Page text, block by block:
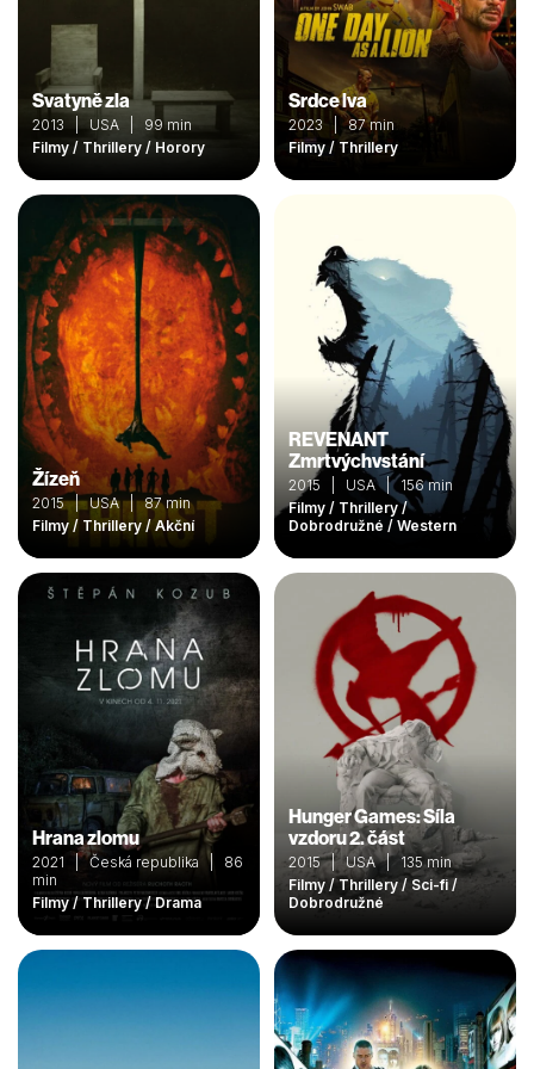
Svatyně zla
2013 | USA | 99 min
Filmy / Thrillery / Horory
Srdce lva
2023 | 87 min
Filmy / Thrillery
Žízeň
2015 | USA | 87 min
Filmy / Thrillery / Akční
REVENANT
Zmrtvýchvstání
2015 | USA | 156 min
Filmy / Thrillery /
Dobrodružné / Western
Hrana zlomu
2021 | Česká republika | 86
min
Filmy / Thrillery / Drama
Hunger Games: Síla
vzdoru 2. část
2015 | USA | 135 min
Filmy / Thrillery / Sci-fi /
Dobrodružné